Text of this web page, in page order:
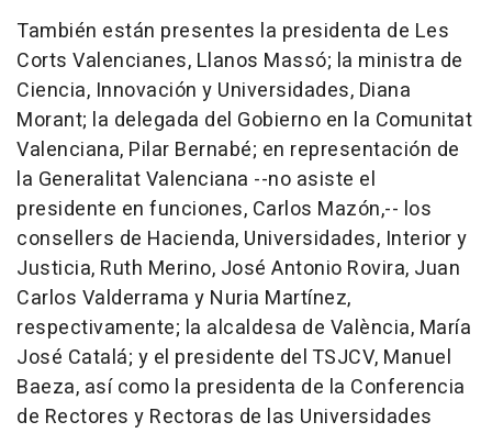
También están presentes la presidenta de Les
Corts Valencianes, Llanos Massó; la ministra de
Ciencia, Innovación y Universidades, Diana
Morant; la delegada del Gobierno en la Comunitat
Valenciana, Pilar Bernabé; en representación de
la Generalitat Valenciana --no asiste el
presidente en funciones, Carlos Mazón,-- los
consellers de Hacienda, Universidades, Interior y
Justicia, Ruth Merino, José Antonio Rovira, Juan
Carlos Valderrama y Nuria Martínez,
respectivamente; la alcaldesa de València, María
José Catalá; y el presidente del TSJCV, Manuel
Baeza, así como la presidenta de la Conferencia
de Rectores y Rectoras de las Universidades